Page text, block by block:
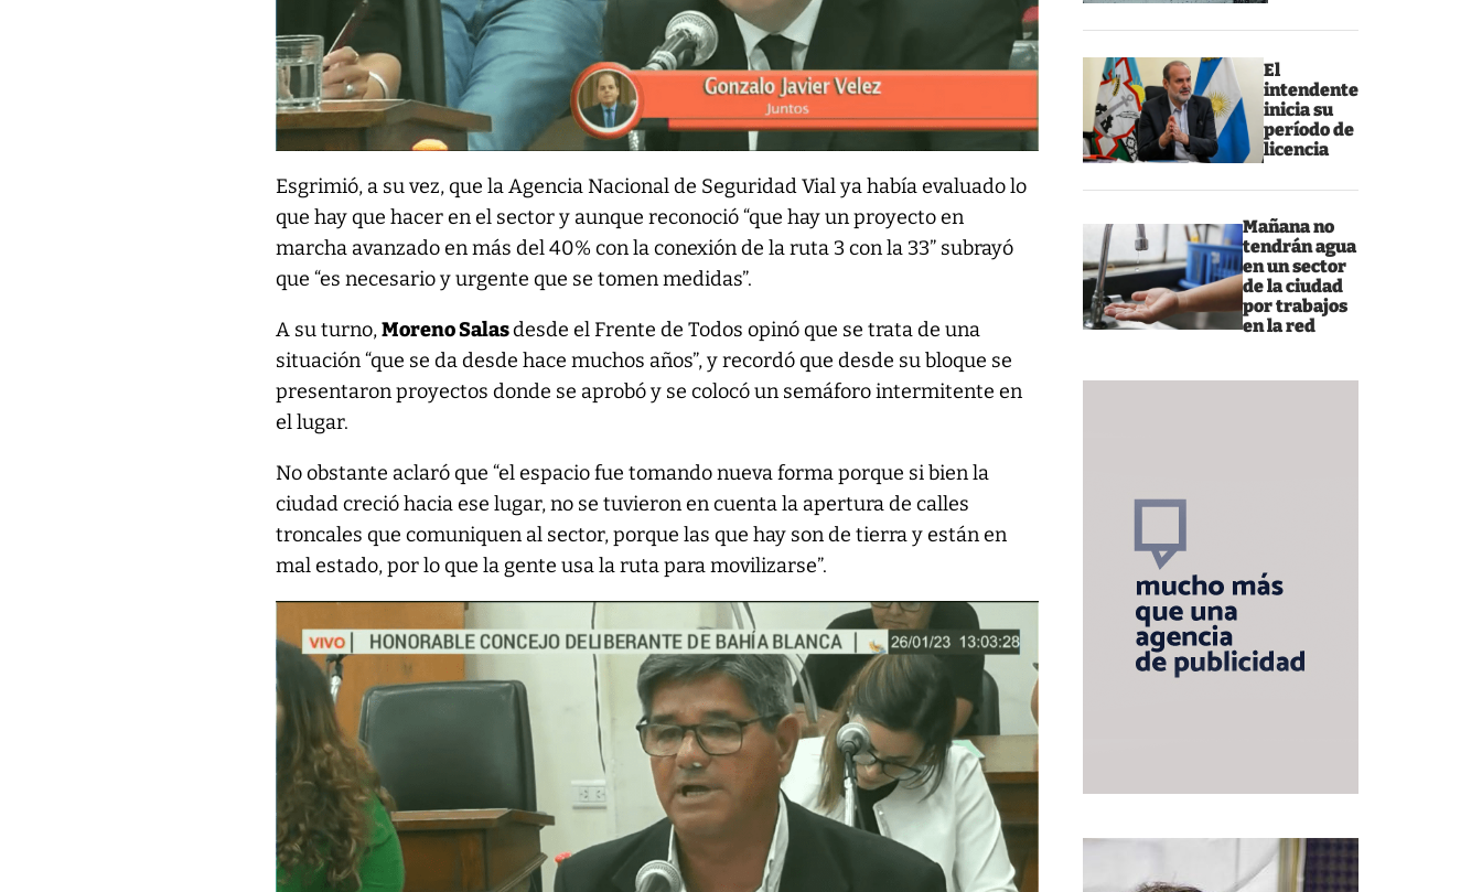
El
intendente
inicia su
período de
licencia
Mañana no
tendrán agua
en un sector
de la ciudad
por trabajos
en la red
Esgrimió, a su vez, que la Agencia Nacional de Seguridad Vial ya había evaluado lo
que hay que hacer en el sector y aunque reconoció “que hay un proyecto en
marcha avanzado en más del 40% con la conexión de la ruta 3 con la 33” subrayó
que “es necesario y urgente que se tomen medidas”.
A su turno,Moreno Salasdesde el Frente de Todos opinó que se trata de una
situación “que se da desde hace muchos años”, y recordó que desde su bloque se
presentaron proyectos donde se aprobó y se colocó un semáforo intermitente en
el lugar.
No obstante aclaró que “el espacio fue tomando nueva forma porque si bien la
ciudad creció hacia ese lugar, no se tuvieron en cuenta la apertura de calles
troncales que comuniquen al sector, porque las que hay son de tierra y están en
mal estado, por lo que la gente usa la ruta para movilizarse”.